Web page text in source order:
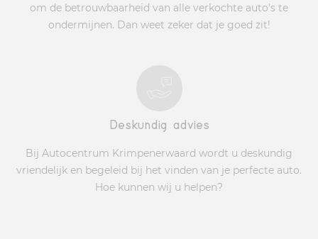
om de betrouwbaarheid van alle verkochte auto's te
ondermijnen. Dan weet zeker dat je goed zit!
Deskundig advies
Bij Autocentrum Krimpenerwaard wordt u deskundig
vriendelijk en begeleid bij het vinden van je perfecte auto.
Hoe kunnen wij u helpen?